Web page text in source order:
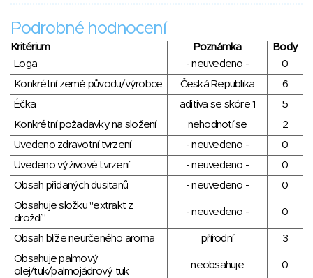
Podrobné hodnocení
Kritérium Poznámka
Body
Loga
- neuvedeno -
0
Konkrétní země původu/výrobce
Česká Republika
6
Éčka
aditiva se skóre 1
5
Konkrétní požadavky na složení
nehodnotí se
2
Uvedeno zdravotní tvrzení
- neuvedeno -
0
Uvedeno výživové tvrzení
- neuvedeno -
0
Obsah přidaných dusitanů
- neuvedeno -
0
Obsahuje složku "extrakt z
droždí"
- neuvedeno - 0
Obsah blíže neurčeného aroma přírodní
3
Obsahuje palmový
olej/tuk/palmojádrový tuk
neobsahuje 0